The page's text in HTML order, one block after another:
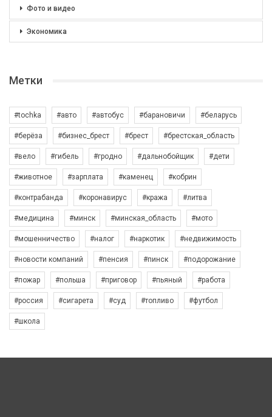
Фото и видео
Экономика
Метки
#tochka #авто #автобус #барановичи #беларусь
#берёза #бизнес_брест #брест #брестская_область
#вело #гибель #гродно #дальнобойщик #дети
#животное #зарплата #каменец #кобрин
#контрабанда #коронавирус #кража #литва
#медицина #минск #минская_область #мото
#мошенничество #налог #наркотик #недвижимость
#новости компаний #пенсия #пинск #подорожание
#пожар #польша #приговор #пьяный #работа
#россия #сигарета #суд #топливо #футбол
#школа